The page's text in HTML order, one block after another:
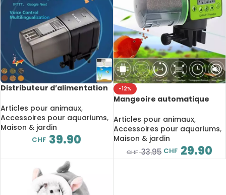
Distributeur d’alimentation
pour aquarium, contrôle par
application Wifi
Articles pour animaux,
Accessoires pour aquariums,
Maison & jardin
CHF 39.90
-12%
Mangeoire automatique
aquarium
Articles pour animaux,
Accessoires pour aquariums,
Maison & jardin
CHF33.95 CHF 29.90